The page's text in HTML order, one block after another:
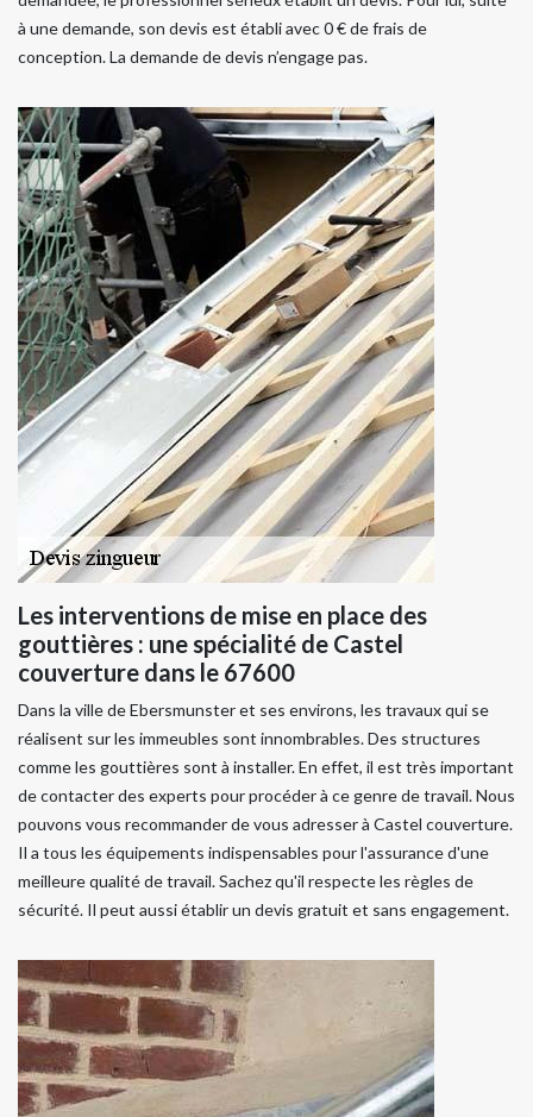
à une demande, son devis est établi avec 0 € de frais de
conception. La demande de devis n’engage pas.
Les interventions de mise en place des
gouttières : une spécialité de Castel
couverture dans le 67600
Dans la ville de Ebersmunster et ses environs, les travaux qui se
réalisent sur les immeubles sont innombrables. Des structures
comme les gouttières sont à installer. En effet, il est très important
de contacter des experts pour procéder à ce genre de travail. Nous
pouvons vous recommander de vous adresser à Castel couverture.
Il a tous les équipements indispensables pour l'assurance d'une
meilleure qualité de travail. Sachez qu'il respecte les règles de
sécurité. Il peut aussi établir un devis gratuit et sans engagement.